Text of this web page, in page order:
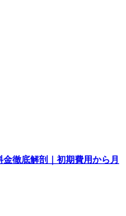
徹底解剖｜初期費用から月